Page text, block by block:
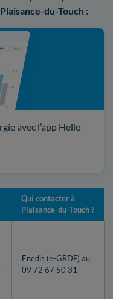
du-Touch :
avec l’app Hello
Qui contacter à
Plaisance-du-Touch ?
Enedis (e-GRDF) au
09 72 67 50 31